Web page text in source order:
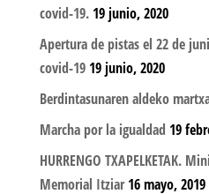
covid-19. 19 junio, 2020
Apertura de pistas el 22 de
covid-19 19 junio, 2020
Berdintasunaren aldeko
Marcha por la igualdad 19
HURRENGO TXAPELKETAK.
Memorial Itziar 16 mayo, 2019